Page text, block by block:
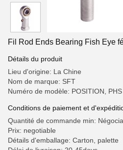
Fil Rod Ends Bearing Fish Eye
Détails du produit
Lieu d'origine: La Chine
Nom de marque: SFT
Numéro de modèle: POSITION, PHS
Conditions de paiement et
Quantité de commande min:
Prix: negotiable
Détails d'emballage: Carton, palette